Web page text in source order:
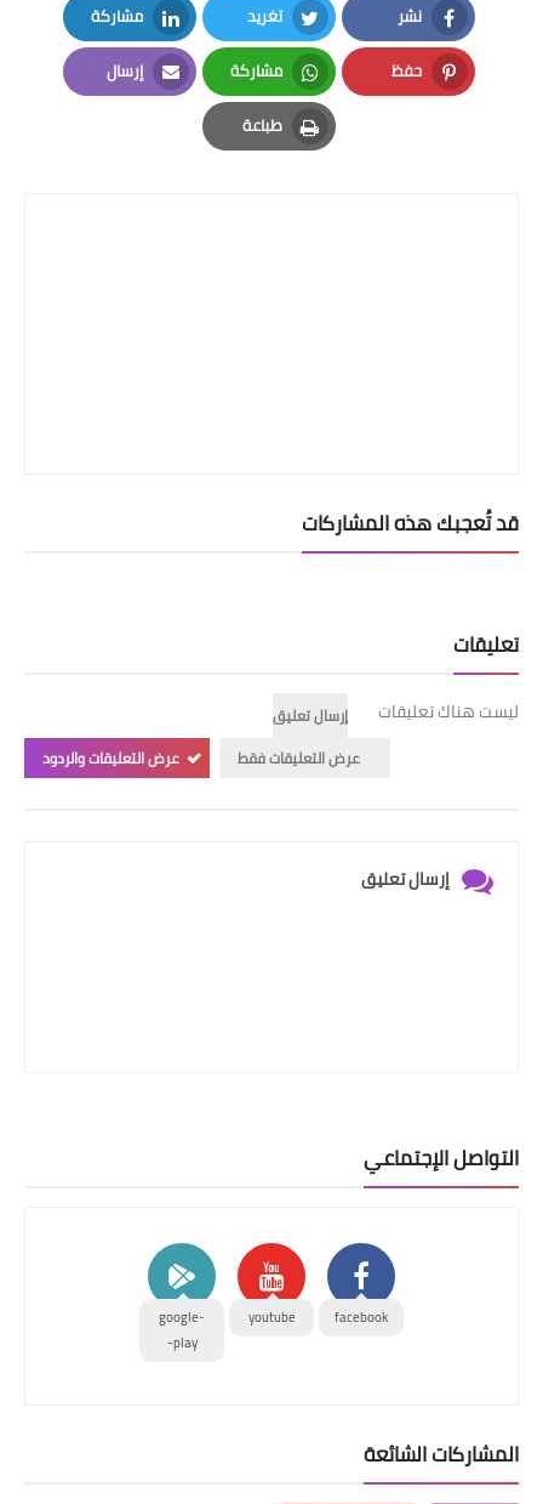
نشر
Facebook
تغريد
Twitter
مشاركة
LinkedIn
حفظ
Pinterest
مشاركة
Whatsapp
إرسال
Email
طباعة
Print
قد تُعجبك هذه المشاركات
تعليقات
ليست هناك تعليقات
إرسال تعليق
عرض التعليقات فقط
عرض التعليقات والردود
إرسال تعليق
التواصل الإجتماعي
facebook
youtube
google-
play-
المشاركات الشائعة